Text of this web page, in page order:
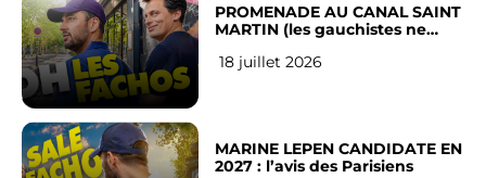
PROMENADE AU CANAL SAINT
MARTIN (les gauchistes ne
18 juillet 2026
MARINE LEPEN CANDIDATE EN
2027 : l’avis des Parisiens